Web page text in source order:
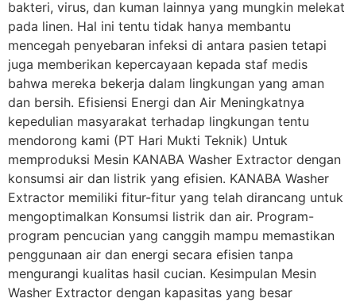
bakteri, virus, dan kuman lainnya yang mungkin melekat
pada linen. Hal ini tentu tidak hanya membantu
mencegah penyebaran infeksi di antara pasien tetapi
juga memberikan kepercayaan kepada staf medis
bahwa mereka bekerja dalam lingkungan yang aman
dan bersih. Efisiensi Energi dan Air Meningkatnya
kepedulian masyarakat terhadap lingkungan tentu
mendorong kami (PT Hari Mukti Teknik) Untuk
memproduksi Mesin KANABA Washer Extractor dengan
konsumsi air dan listrik yang efisien. KANABA Washer
Extractor memiliki fitur-fitur yang telah dirancang untuk
mengoptimalkan Konsumsi listrik dan air. Program-
program pencucian yang canggih mampu memastikan
penggunaan air dan energi secara efisien tanpa
mengurangi kualitas hasil cucian. Kesimpulan Mesin
Washer Extractor dengan kapasitas yang besar